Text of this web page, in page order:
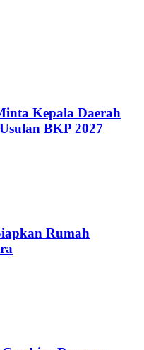
Kepala Daerah
BKP 2027
Rumah